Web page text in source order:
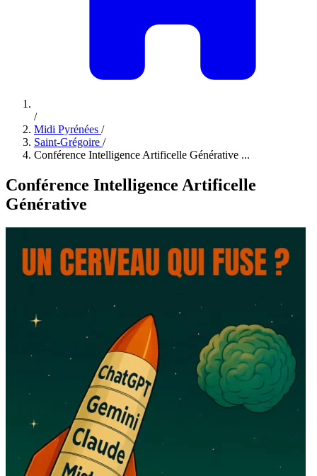
/
Midi Pyrénées /
Saint-Grégoire /
Conférence Intelligence Artificelle Générative ...
Conférence Intelligence Artificelle
Générative